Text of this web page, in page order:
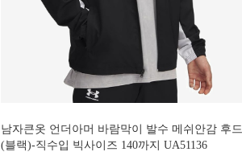
남자큰옷 언더아머 바람막이 발수 메쉬안감 후드
(블랙)-직수입 빅사이즈 140까지 UA51136